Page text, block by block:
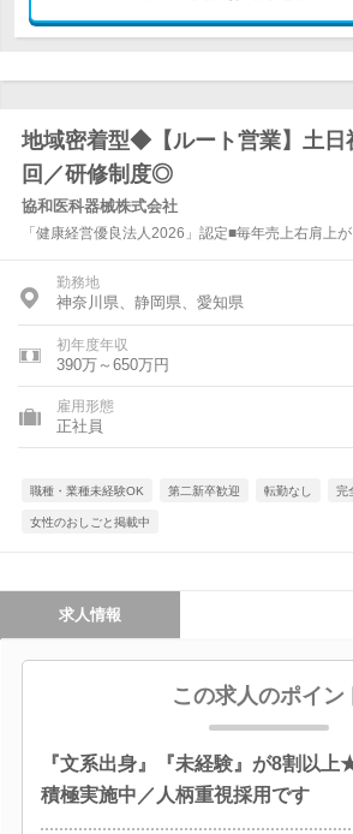
地域密着型◆【ルート営業】土日
回／研修制度◎
協和医科器械株式会社
「健康経営優良法人2026」認定■毎年売上右肩上
勤務地
神奈川県、静岡県、愛知県
初年度年収
390万～650万円
雇用形態
正社員
職種・業種未経験OK 第二新卒歓迎 転勤なし 完
女性のおしごと掲載中
求人情報
この求人のポイン
『文系出身』『未経験』が8割以
積極実施中／人柄重視採用です